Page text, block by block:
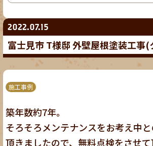
2022.07.15
富士見市 T様邸 外壁屋根塗装工事(
施工事例
築年数約7年。
そろそろメンテナンスをお考え中
頂きましたので、無料点検をさせて